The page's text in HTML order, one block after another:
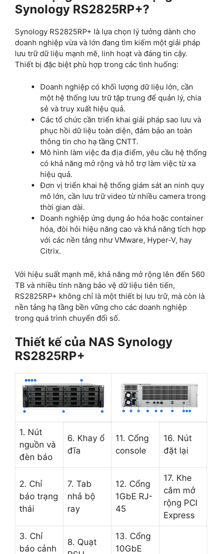
Synology RS2825RP+?
Synology RS2825RP+ là lựa chọn lý tưởng dành cho
doanh nghiệp vừa và lớn đang tìm kiếm một giải pháp
lưu trữ dữ liệu mạnh mẽ, linh hoạt và đáng tin cậy.
Thiết bị đặc biệt phù hợp trong các tình huống:
Doanh nghiệp có khối lượng dữ liệu lớn, cần
một hệ thống lưu trữ tập trung để quản lý, chia
sẻ và truy xuất hiệu quả.
Các tổ chức cần triển khai giải pháp sao lưu và
phục hồi dữ liệu toàn diện, đảm bảo an toàn
thông tin cho hạ tầng CNTT.
Mô hình làm việc đa địa điểm, yêu cầu hệ thống
có khả năng mở rộng và hỗ trợ làm việc từ xa
hiệu quả.
Đơn vị triển khai hệ thống giám sát an ninh quy
mô lớn, cần lưu trữ video từ nhiều camera trong
thời gian dài.
Doanh nghiệp ứng dụng ảo hóa hoặc container
hóa, đòi hỏi hiệu năng cao và khả năng tích hợp
với các nền tảng như VMware, Hyper-V, hay
Citrix.
Với hiệu suất mạnh mẽ, khả năng mở rộng lên đến 560
TB và nhiều tính năng bảo vệ dữ liệu tiên tiến,
RS2825RP+ không chỉ là một thiết bị lưu trữ, mà còn là
nền tảng hạ tầng bền vững cho các doanh nghiệp
trong quá trình chuyển đổi số.
Thiết kế của NAS Synology
RS2825RP+
1. Nút
nguồn và
đèn báo
6. Khay ổ
đĩa
11. Cổng
console
16. Nút
đặt lại
2. Chỉ
báo trạng
thái
7. Tab
nhả bộ
ray
12. Cổng
1GbE RJ-
45
17. Khe
cắm mở
rộng PCI
Express
3. Chỉ
báo cảnh
8. Quạt
13. Cổng
10GbE